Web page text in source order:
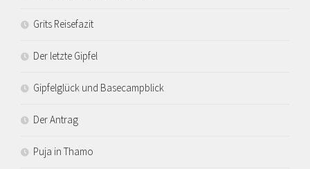
Grits Reisefazit
Der letzte Gipfel
Gipfelglück und Basecampblick
Der Antrag
Puja in Thamo